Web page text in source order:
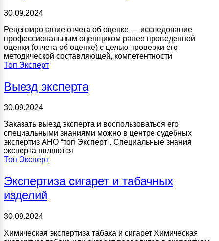
30.09.2024
Рецензирование отчета об оценке — исследование
профессиональным оценщиком ранее проведенной
оценки (отчета об оценке) с целью проверки его
методической составляющей, компетентности
Топ Эксперт
Выезд эксперта
30.09.2024
Заказать выезд эксперта и воспользоваться его
специальными знаниями можно в центре судебных
экспертиз АНО “топ Эксперт”. Специальные знания
эксперта являются
Топ Эксперт
Экспертиза сигарет и табачных
изделий
30.09.2024
Химическая экспертиза табака и сигарет Химическая